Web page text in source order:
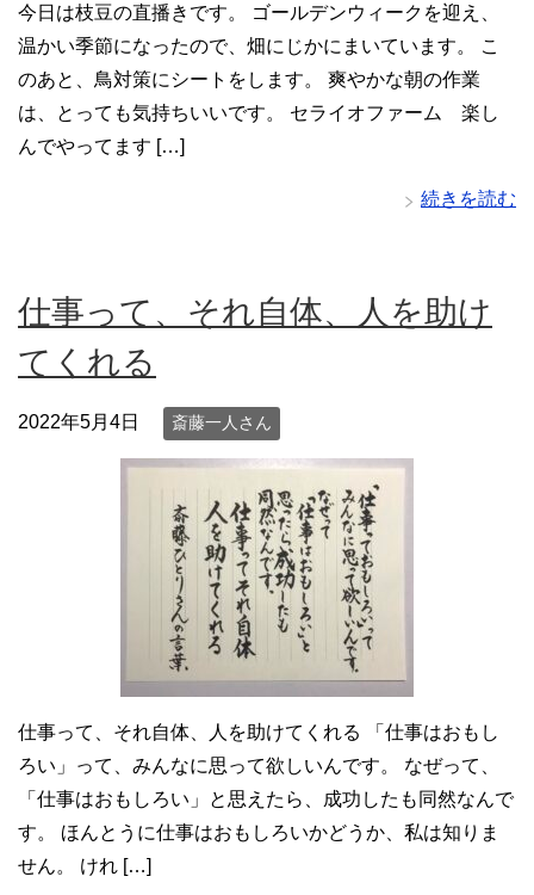
今日は枝豆の直播きです。 ゴールデンウィークを迎え、
温かい季節になったので、畑にじかにまいています。 こ
のあと、鳥対策にシートをします。 爽やかな朝の作業
は、とっても気持ちいいです。 セライオファーム 楽し
んでやってます […]
続きを読む
仕事って、それ自体、人を助け
てくれる
2022年5月4日 斎藤一人さん
仕事って、それ自体、人を助けてくれる 「仕事はおもし
ろい」って、みんなに思って欲しいんです。 なぜって、
「仕事はおもしろい」と思えたら、成功したも同然なんで
す。 ほんとうに仕事はおもしろいかどうか、私は知りま
せん。 けれ […]